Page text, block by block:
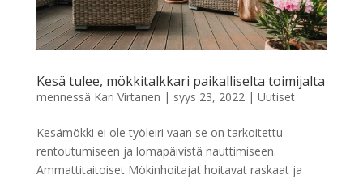
Kesä tulee, mökkitalkkari paikalliselta toimijalta
mennessä Kari Virtanen | syys 23, 2022| Uutiset
Kesämökki ei ole työleiri vaan se on tarkoitettu
rentoutumiseen ja lomapäivistä nauttimiseen.
Ammattitaitoiset Mökinhoitajat hoitavat raskaat ja